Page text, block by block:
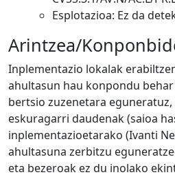
Esplotazioa: Ez da
Arintzea/
Inplementazio lokalak
ahultasun hau konpondu
bertsio zuzenetara eguneratuz,
eskuragarri daudenak (saioa
inplementazioetarako (Ivanti
ahultasuna zerbitzu
eta bezeroak ez du inolako